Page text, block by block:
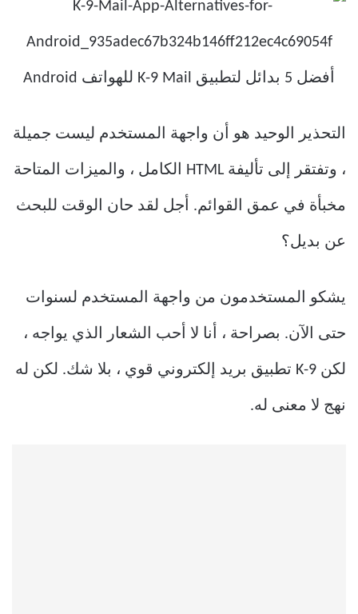
التحذير الوحيد هو أن واجهة المستخدم ليست جميلة
، وتفتقر إلى تأليفة HTML الكامل ، والميزات المتاحة
مخبأة في عمق القوائم. أجل لقد حان الوقت للبحث
عن بديل؟
يشكو المستخدمون من واجهة المستخدم لسنوات
حتى الآن. بصراحة ، أنا لا أحب الشعار الذي يواجه ،
لكن K-9 تطبيق بريد إلكتروني قوي ، بلا شك. لكن له
نهج لا معنى له.